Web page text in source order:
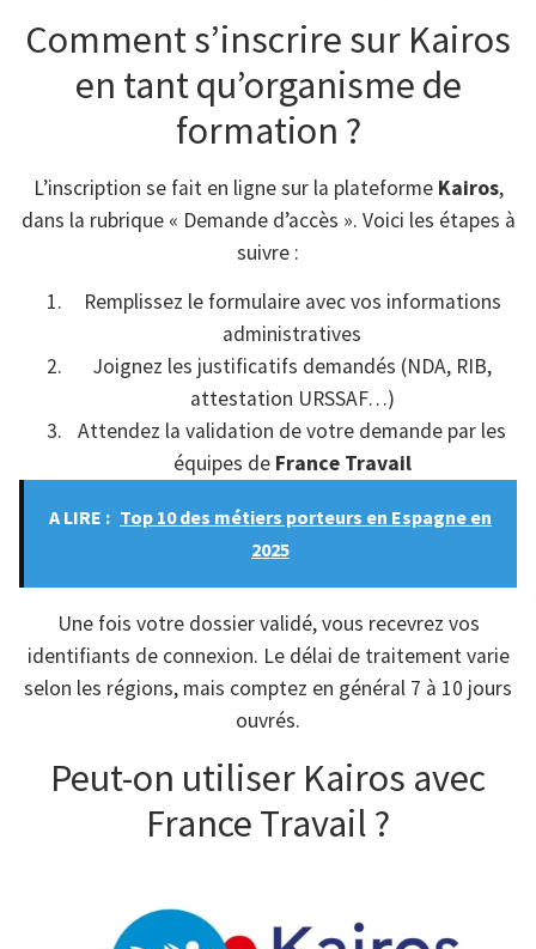
Comment s’inscrire sur Kairos
en tant qu’organisme de
formation ?
L’inscription se fait en ligne sur la plateforme Kairos,
dans la rubrique « Demande d’accès ». Voici les étapes à
suivre :
Remplissez le formulaire avec vos informations
administratives
Joignez les justificatifs demandés (NDA, RIB,
attestation URSSAF…)
Attendez la validation de votre demande par les
équipes de France Travail
A LIRE : Top 10 des métiers porteurs en Espagne en
2025
Une fois votre dossier validé, vous recevrez vos
identifiants de connexion. Le délai de traitement varie
selon les régions, mais comptez en général 7 à 10 jours
ouvrés.
Peut-on utiliser Kairos avec
France Travail ?